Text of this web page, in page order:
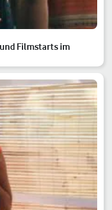
Filmstarts im